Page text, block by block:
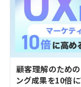
顧客理解のため
ング成果を10倍